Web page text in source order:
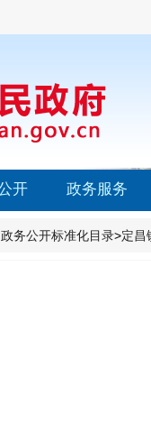
开 政务服务
务公开标准化目录>定昌